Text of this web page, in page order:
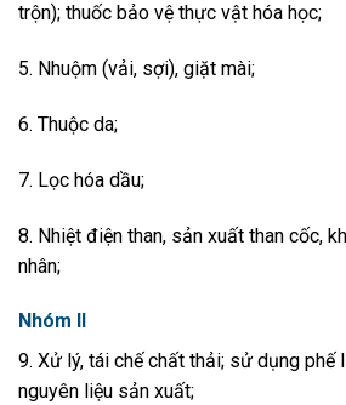
trộn); thuốc bảo vệ thực vật hóa học;
5. Nhuộm (vải, sợi), giặt mài;
6. Thuộc da;
7. Lọc hóa dầu;
8. Nhiệt điện than, sản xuất than cốc,
nhân;
Nhóm II
9. Xử lý, tái chế chất thải; sử dụng phế
nguyên liệu sản xuất;